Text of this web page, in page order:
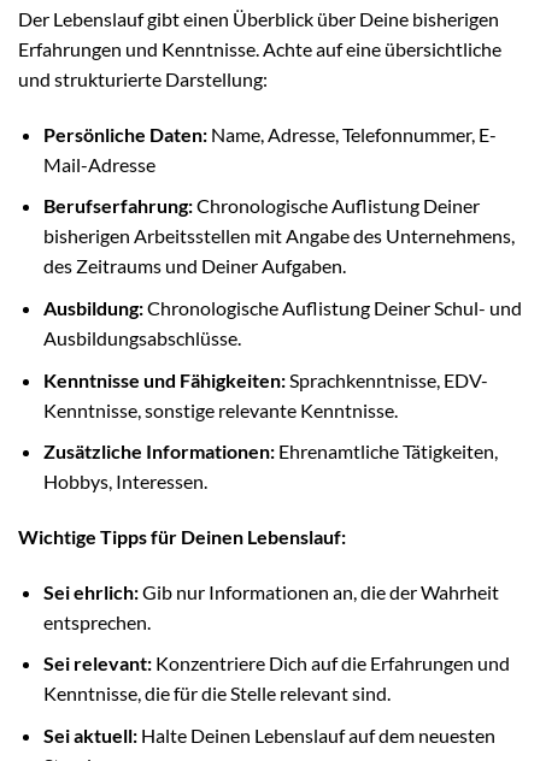
Der Lebenslauf gibt einen Überblick über Deine bisherigen
Erfahrungen und Kenntnisse. Achte auf eine übersichtliche
und strukturierte Darstellung:
Persönliche Daten:Name, Adresse, Telefonnummer, E-
Mail-Adresse
Berufserfahrung:Chronologische Auflistung Deiner
bisherigen Arbeitsstellen mit Angabe des Unternehmens,
des Zeitraums und Deiner Aufgaben.
Ausbildung:Chronologische Auflistung Deiner Schul- und
Ausbildungsabschlüsse.
Kenntnisse und Fähigkeiten:Sprachkenntnisse, EDV-
Kenntnisse, sonstige relevante Kenntnisse.
Zusätzliche Informationen:Ehrenamtliche Tätigkeiten,
Hobbys, Interessen.
Wichtige Tipps für Deinen Lebenslauf:
Sei ehrlich:Gib nur Informationen an, die der Wahrheit
entsprechen.
Sei relevant:Konzentriere Dich auf die Erfahrungen und
Kenntnisse, die für die Stelle relevant sind.
Sei aktuell:Halte Deinen Lebenslauf auf dem neuesten